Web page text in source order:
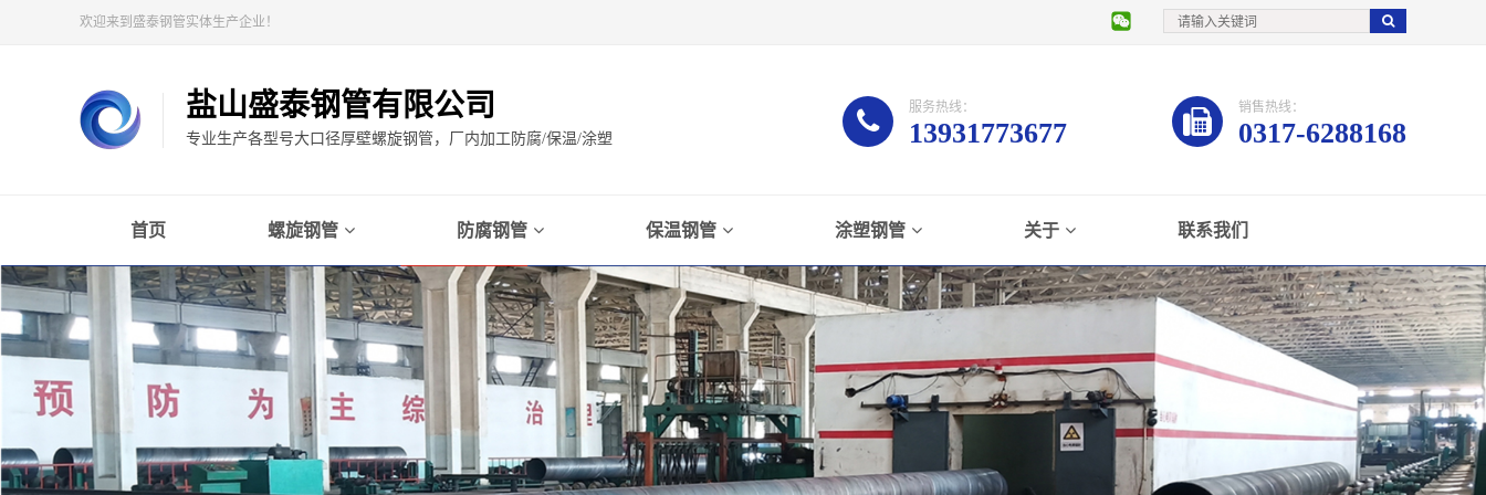
欢迎来到盛泰钢管实体生产企业！
盐山盛泰钢管有限公司
专业生产各型号大口径厚壁螺旋钢管，厂内加工防腐/保温/涂塑
服务热线：
13931773677
销售热线：
0317-6288168
首页 螺旋钢管 防腐钢管 保温钢管 涂塑钢管 关于 联系我们